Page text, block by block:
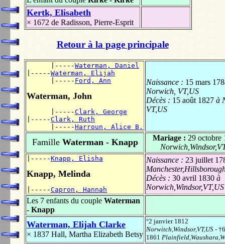
Kertk, Elisabeth
× 1672 de Radisson, Pierre-Esprit
Retour à la page principale
      |-----
Waterman, Daniel
|-----Waterman, Elijah
      |-----
Ford, Ann
Waterman, John
      |-----
Clark, George
|-----Clark, Ruth
      |-----
Harroun, Alice B.
Naissance : 15 mars
Norwich, VT,US
Décès : 15 août 1827 à
VT,US
FamilleWaterman - Knapp Mariage : 29 octobre
|-----Knapp, Elisha
Knapp, Melinda
|-----Capron, Hannah
Naissance : 23 juillet
Décès : 30 avril 1830 à
Norwich,Windsor,VT,US
Les 7 enfants du couple Waterman
- Knapp
Waterman, Elijah Clarke
× 1837 Hall, Martha Elizabeth Betsy
°2 janvier 1812
Norwitch,Windsor,VT,US -
1861